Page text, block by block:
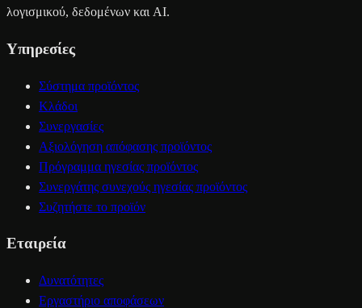
λογισμικού, δεδομένων και AI.
Υπηρεσίες
Σύστημα προϊόντος
Κλάδοι
Συνεργασίες
Αξιολόγηση απόφασης προϊόντος
Πρόγραμμα ηγεσίας προϊόντος
Συνεργάτης συνεχούς ηγεσίας προϊόντος
Συζητήστε το προϊόν
Εταιρεία
Δυνατότητες
Εργαστήριο αποφάσεων